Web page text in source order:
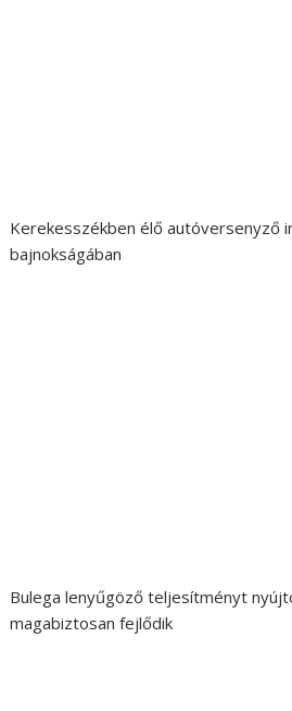
Kerekesszékben élő autóversenyző
bajnokságában
Bulega lenyűgöző teljesítményt
magabiztosan fejlődik